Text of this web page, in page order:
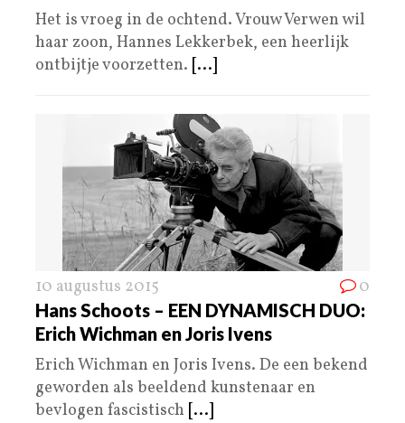
Het is vroeg in de ochtend. Vrouw Verwen wil
haar zoon, Hannes Lekkerbek, een heerlijk
ontbijtje voorzetten. [...]
10 augustus 2015 0
Hans Schoots – EEN DYNAMISCH DUO:
Erich Wichman en Joris Ivens
Erich Wichman en Joris Ivens. De een bekend
geworden als beeldend kunstenaar en
bevlogen fascistisch [...]